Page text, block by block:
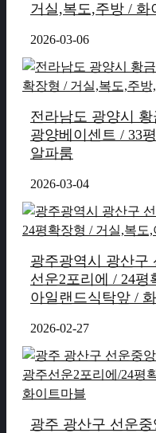
거실,복도,주방 / 화
2026-03-06
전라남도 광양시
광양베이센트 / 33
알파룸
2026-03-04
광주광역시 광산구
선운2포리에 / 24평
아일랜드식탁앞 /
2026-02-27
광주 광산구 선운중